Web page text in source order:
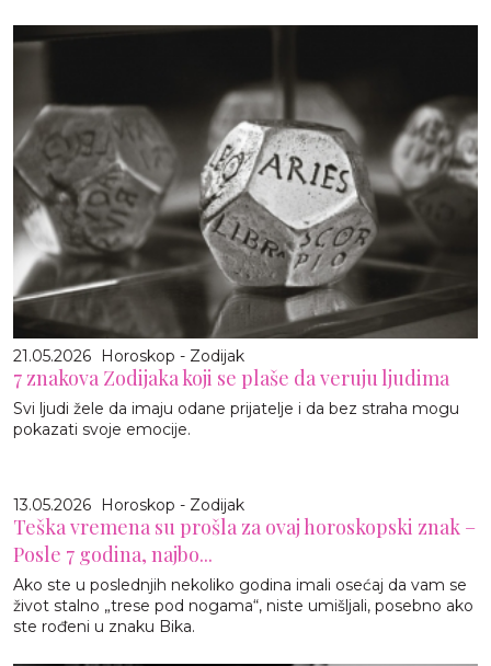
21.05.2026 Horoskop - Zodijak
7 znakova Zodijaka koji se plaše da veruju ljudima
Svi ljudi žele da imaju odane prijatelje i da bez straha mogu
pokazati svoje emocije.
13.05.2026 Horoskop - Zodijak
Teška vremena su prošla za ovaj horoskopski znak –
Posle 7 godina, najbo...
Ako ste u poslednjih nekoliko godina imali osećaj da vam se
život stalno „trese pod nogama“, niste umišljali, posebno ako
ste rođeni u znaku Bika.